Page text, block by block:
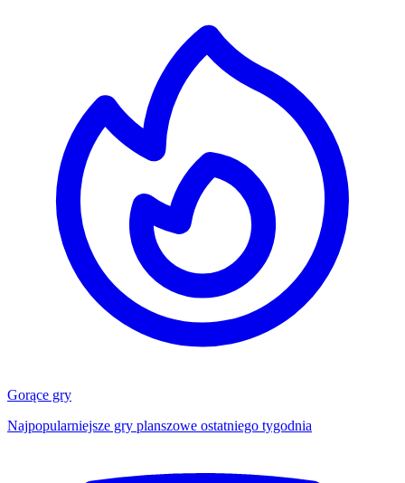
Gorące gry
Najpopularniejsze gry planszowe ostatniego tygodnia